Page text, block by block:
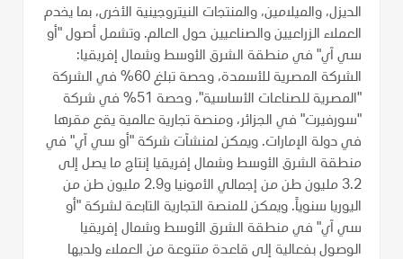
الديزل، والميلامين، والمنتجات النيتروجينية الأخرى، بما يخدم
العملاء الزراعيين والصناعيين حول العالم. وتشمل أصول "أو
سي آي" في منطقة الشرق الأوسط وشمال إفريقيا:
الشركة المصرية للأسمدة، وحصة تبلغ 60% في الشركة
"المصرية للصناعات الأساسية"، وحصة 51% في شركة
"سورفيرت" في الجزائر، ومنصة تجارية عالمية يقع مقرها
في دولة الإمارات. ويمكن لمنشآت شركة "أو سي آي" في
منطقة الشرق الأوسط وشمال إفريقيا إنتاج ما يصل إلى
3.2 مليون طن من إجمالي الأمونيا و2.9 مليون طن من
اليوريا سنوياً. ويمكن للمنصة التجارية التابعة لشركة "أو
سي آي" في منطقة الشرق الأوسط وشمال إفريقيا
الوصول بفعالية إلى قاعدة متنوعة من العملاء ولديها